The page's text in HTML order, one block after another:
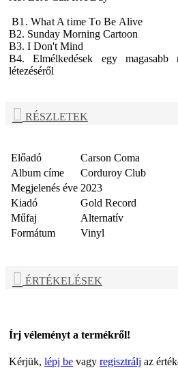
B1 . What A time To Be Alive
B2. Sunday Morning Cartoon
B3. I Don't Mind
B4. Elmélkedések egy magasabb
létezéséről
RÉSZLETEK
Előadó
Carson Coma
Album címe
Corduroy Club
Megjelenés éve 2023
Kiadó
Gold Record
Műfaj
Alternatív
Formátum
Vinyl
ÉRTÉKELÉSEK
Írj véleményt a termékről!
Kérjük, lépj be vagy regisztrálj az